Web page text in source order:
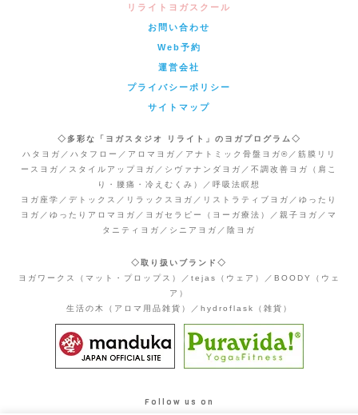
リライトヨガスクール
お問い合わせ
Web予約
運営会社
プライバシーポリシー
サイトマップ
◇多彩な「ヨガスタジオ リライト」のヨガプログラム◇
ハタヨガ／ハタフロー／アロマヨガ／アナトミック骨盤ヨガ®／筋膜リリ
ースヨガ／スタイルアップヨガ／シヴァナンダヨガ／不調改善ヨガ（肩こ
り・腰痛・冷えむくみ）／呼吸法瞑想
ヨガ座学／デトックス／リラックスヨガ／リストラティブヨガ／ゆったり
ヨガ／ゆったりアロマヨガ／ヨガセラピー（ヨーガ療法）／親子ヨガ／マ
タニティヨガ／シニアヨガ／陰ヨガ
◇取り扱いブランド◇
ヨガワークス（マット・プロップス）／tejas（ウェア）／BOODY（ウェ
ア）
生活の木（アロマ用品雑貨）／hydroflask（雑貨）
Follow us on